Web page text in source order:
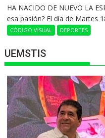
HA NACIDO DE NUEVO LA
esa pasión? El día de Martes
CÓDIGO VISUAL DEPORTES
UEMSTIS